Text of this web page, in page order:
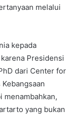
melalui
kepada
Presidensi
dari Center for
menambahkan,
yang bukan